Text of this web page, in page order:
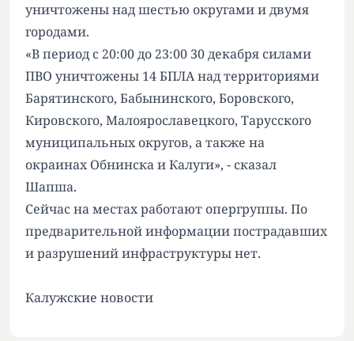
уничтожены над шестью округами и двумя
городами.
«В период с 20:00 до 23:00 30 декабря силами
ПВО уничтожены 14 БПЛА над территориями
Барятинского, Бабынинского, Боровского,
Кировского, Малоярославецкого, Тарусского
муниципальных округов, а также на
окраинах Обнинска и Калуги», - сказал
Шапша.
Сейчас на местах работают опергруппы. По
предварительной информации пострадавших
и разрушений инфраструктуры нет.
Калужские новости